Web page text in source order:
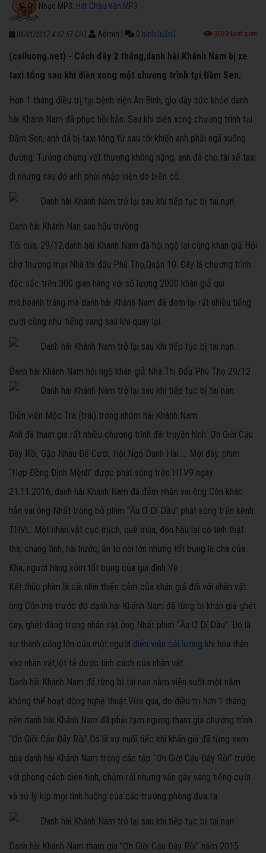
Nhạc MP3: Hát Chầu Văn MP3
03/01/2017 4:07:57 CH Admin 0 bình luận 3029 lượt xem
(cailuong.net) - Cách đây 2 tháng,danh hài Khánh Nam bị xe
taxi tông sau khi diễn xong một chương trình tại Đầm Sen.
Hơn 1 tháng điều trị tại bệnh viện An Bình, gìơ đây sức khỏe danh
hài Khánh Nam đã phục hồi hẳn. Sau khi diễn xong chương trình tại
Đầm Sen, anh đã bị taxi tông từ sau tới khiến anh phải ngã xuống
đường. Tưởng chừng vết thương không nặng, anh đã cho tài xế taxi
đi nhưng sau đó anh phải nhập viện do biến cố.
Danh hài Khánh Nan sau hậu trường
Tối qua, 29/12,danh hài Khánh Nam đã hội ngộ lại cùng khán giả Hội
chợ thương mại Nhà thi đấu Phú Thọ,Quận 10. Đây là chương trình
đặc sắc trên 300 gian hàng với số lượng 2000 khán giả qui
mô,hoành tráng mà danh hài Khánh Nam đã đem lại rất nhiều tiếng
cười cũng như tiếng vang sau khi quay lại.
Danh hài Khánh Nam hội ngộ khán giả Nhà Thi Đấu Phú Thọ 29/12
Diễn viên Mộc Trà (trái) trong nhóm hài Khánh Nam
Anh đã tham gia rất nhiều chương trình đài truyền hình: Ơn Giời Cậu
Đây Rồi, Gặp Nhau Để Cười, Hội Ngộ Danh Hài..... Mới đây, phim
“Hợp Đồng Định Mệnh” được phát sóng trên HTV9 ngày
21.11.2016, danh hài Khánh Nam đã đảm nhận vai ông Côn khác
hẳn vai ông Nhất trong bộ phim “Ầu Ơ Dí Dầu” phát sóng trên kênh
THVL. Một nhân vật cục mịch, quê mùa, đôn hậu lại có tính thật
thà, chung tình, hài hước, ăn to nói lớn nhưng tốt bụng là cha của
Kha, người hàng xóm tốt bụng của gia đình Vệ.
Kết thúc phim là cái nhìn thiện cảm của khán giả đối với nhân vật
ông Côn mà trước đó danh hài Khánh Nam đã từng bị khán giả ghét
cay, ghét đắng trong nhân vật ông Nhất phim “Ầu Ơ Dí Dầu”. Đó là
sự thành công lớn của một người diễn viên cải lương khi hóa thân
vào nhân vật,lột tả được tính cách của nhân vật.
Danh hài Khánh Nam đã từng bị tai nạn nằm viện suốt một năm
không thể hoạt động nghệ thuật.Vừa qua, do điều trị hơn 1 tháng
nên danh hài Khánh Nam đã phải tạm ngưng tham gia chương trình
“Ơn Giời Cậu Đây Rồi”.Đó là sự nuối tiếc khi khán giả đã từng xem
qua danh hài Khánh Nam trong các tập “Ơn Giời Cậu Đây Rồi” trước
với phong cách diễn tỉnh, chậm rải nhưng vẫn gây vang tiếng cười
và xử lý kịp mọi tình huống của các trưởng phòng đưa ra.
Danh hài Khánh Nam tham gia "Ơn Giời Cậu Đây Rồi" năm 2015